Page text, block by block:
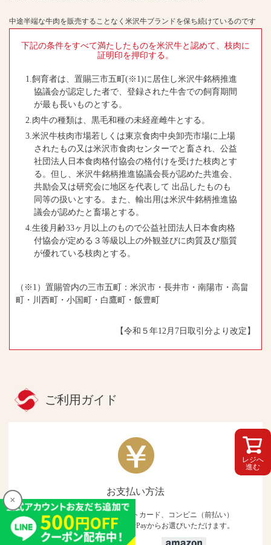
×
×
レジへ
進む
中途半端な牛肉を販売することなく米沢牛ブランドを保ち続けているのです
下記の条件をすべて満たしたものを米沢牛と認めて、枝肉に
証明印を押印する。
1.飼育者は、置賜三市五町(※1)に居住し米沢牛銘柄推進
協議会が認定した者で、登録された牛舎での飼育期間
が最も長いものとする。
2.肉牛の種類は、黒毛和種の未経産雌牛とする。
3.米沢牛枝肉市場若しくは東京食肉中央卸売市場に上場
されたもの又は米沢市食肉センターでと畜され、公益
社団法人日本食肉格付協会の格付けを受けた枝肉とす
る。但し、米沢牛銘柄推進協議会長が認めた共進会、
共励会又は研究会に地区を代表して 出品したものも
同等の扱いとする。また、輸出用は米沢牛銘柄推進協
議会が認めたと畜場とする。
4.生後月齢33ヶ月以上のもので公益社団法人日本食肉格
付協会が定める３等級以上の外観並びに肉質及び脂質
が優れている枝肉とする。
（※1）置賜管内の三市五町：米沢市・長井市・南陽市・高畠
町・川西町・小国町・白鷹町・飯豊町
【令和５年12月7日取引分より改定】
ご利用ガイド
お支払い方法
銀行振込・代引き・クレジットカード、コンビニ（前払い）
・楽天ペイ・Amazon Pay、PayPayからお選びいただけます。